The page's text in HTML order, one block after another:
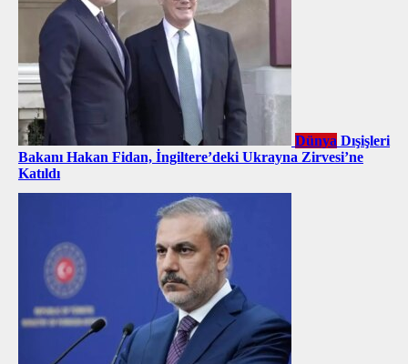
Dünya Dışişleri
Bakanı Hakan Fidan, İngiltere’deki Ukrayna Zirvesi’ne
Katıldı